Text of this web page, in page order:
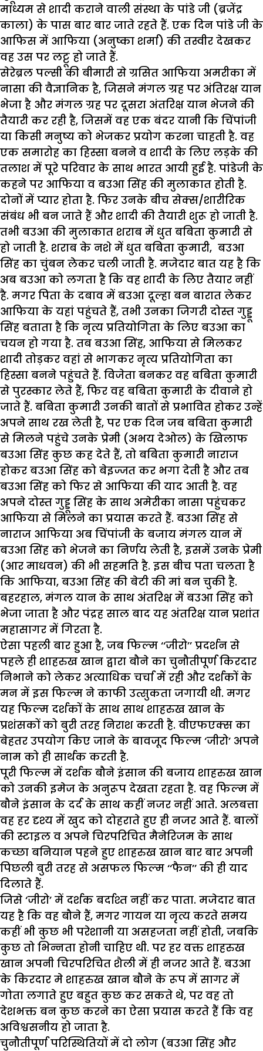
माध्यम से शादी कराने वाली संस्था के पांडे जी (ब्रजेंद्र
काला) के पास बार बार जाते रहते हैं. एक दिन पांडे जी के
आफिस में आफिया (अनुष्का शर्मा) की तस्वीर देखकर
वह उस पर लट्टू हो जाते हैं.
सेरेब्रल पल्सी की बीमारी से ग्रसित आफिया अमरीका में
नासा की वैज्ञानिक है, जिसने मंगल ग्रह पर अंतिरक्ष यान
भेजा है और मंगल ग्रह पर दूसरा अंतरिक्ष यान भेजने की
तैयारी कर रही है, जिसमें वह एक बंदर यानी कि चिंपांजी
या किसी मनुष्य को भेजकर प्रयोग करना चाहती है. वह
एक समारोह का हिस्सा बनने व शादी के लिए लड़के की
तलाश में पूरे परिवार के साथ भारत आयी हुई है. पांडेजी के
कहने पर आफिया व बउआ सिंह की मुलाकात होती है.
दोनों में प्यार होता है. फिर उनके बीच सेक्स/शारीरिक
संबंध भी बन जाते हैं और शादी की तैयारी शुरू हो जाती है.
तभी बउआ की मुलाकात शराब में धुत बबिता कुमारी से
हो जाती है. शराब के नशे में धुत बबिता कुमारी, बउआ
सिंह का चुंबन लेकर चली जाती है. मजेदार बात यह है कि
अब बउआ को लगता है कि वह शादी के लिए तैयार नहीं
है. मगर पिता के दबाव में बउआ दूल्हा बन बारात लेकर
आफिया के यहां पहुंचते हैं, तभी उनका जिगरी दोस्त गुड्डू
सिंह बताता है कि नृत्य प्रतियोगिता के लिए बउआ का
चयन हो गया है. तब बउआ सिंह, आफिया से मिलकर
शादी तोड़कर वहां से भागकर नृत्य प्रतियोगिता का
हिस्सा बनने पहुंचते हैं. विजेता बनकर वह बबिता कुमारी
से पुरस्कार लेते हैं, फिर वह बबिता कुमारी के दीवाने हो
जाते हैं. बबिता कुमारी उनकी बातों से प्रभावित होकर उन्हें
अपने साथ रख लेती है, पर एक दिन जब बबिता कुमारी
से मिलने पहुंचे उनके प्रेमी (अभय देओल) के खिलाफ
बउआ सिंह कुछ कह देते हैं, तो बबिता कुमारी नाराज
होकर बउआ सिंह को बेइज्जत कर भगा देती है और तब
बउआ सिंह को फिर से आफिया की याद आती है. वह
अपने दोस्त गुड्डू सिंह के साथ अमेरीका नासा पहुंचकर
आफिया से मिलने का प्रयास करते हैं. बउआ सिंह से
नाराज आफिया अब चिंपांजी के बजाय मंगल यान में
बउआ सिंह को भेजने का निर्णय लेती है, इसमें उनके प्रेमी
(आर माधवन) की भी सहमति है. इस बीच पता चलता है
कि आफिया, बउआ सिंह की बेटी की मां बन चुकी है.
बहरहाल, मंगल यान के साथ अंतरिक्ष में बउआ सिंह को
भेजा जाता है और पंद्रह साल बाद यह अंतरिक्ष यान प्रशांत
महासागर में गिरता है.
ऐसा पहली बार हुआ है, जब फिल्म ‘‘जीरो’’ प्रदर्शन से
पहले ही शाहरुख खान द्वारा बौने का चुनौतीपूर्ण किरदार
निभाने को लेकर अत्याधिक चर्चा में रही और दर्शकों के
मन में इस फिल्म ने काफी उत्सुकता जगायी थी. मगर
यह फिल्म दर्शकों के साथ साथ शाहरुख खान के
प्रशंसकों को बुरी तरह निराश करती है. वीएफएक्स का
बेहतर उपयोग किए जाने के बावजूद फिल्म ‘जीरो’ अपने
नाम को ही सार्थक करती है.
पूरी फिल्म में दर्शक बौने इंसान की बजाय शाहरुख खान
को उनकी इमेज के अनुरूप देखता रहता है. वह फिल्म में
बौने इंसान के दर्द के साथ कहीं नजर नहीं आते. अलबत्ता
वह हर दृश्य में खुद को दोहराते हुए ही नजर आते हैं. बालों
की स्टाइल व अपने चिरपरिचित मैनेरिजम के साथ
कच्छा बनियान पहने हुए शाहरुख खान बार बार अपनी
पिछली बुरी तरह से असफल फिल्म ‘‘फैन’’ की ही याद
दिलाते हैं.
जिसे ‘जीरो’ में दर्शक बर्दाश्त नहीं कर पाता. मजेदार बात
यह है कि वह बौने हैं, मगर गायन या नृत्य करते समय
कहीं भी कुछ भी परेशानी या असहजता नहीं होती, जबकि
कुछ तो भिन्नता होनी चाहिए थी. पर हर वक्त शाहरुख
खान अपनी चिरपरिचित शैली में ही नजर आते हैं. बउआ
के किरदार मे शाहरुख खान बौने के रूप में सागर में
गोता लगाते हुए बहुत कुछ कर सकते थे, पर वह तो
देशभक्त बन कुछ करने का ऐसा प्रयास करते हैं कि वह
अविश्वसनीय हो जाता है.
चुनौतीपूर्ण परिस्थितियों में दो लोग (बउआ सिंह और